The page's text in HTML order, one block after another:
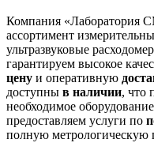
Компания «Лаборатория
ассортимент
ультразвуковые
гарантируем высокое
цену и оперативную
доступны в наличии, что
необходимое
предоставляем услуги по
полную метрологическую